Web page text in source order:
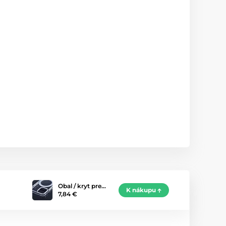
Obal / kryt pre…
7,84 €
K nákupu